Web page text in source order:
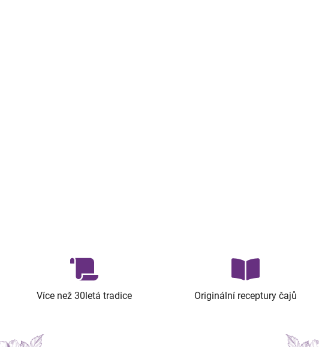
Více než 30letá tradice Originální receptury čajů